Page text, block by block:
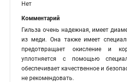
Нет
Комментарий
Гильза очень надежная, имеет
из меди. Она также имеет
предотвращает окисление и
уплотняется с помощью
обеспечивает качественное и
не рекомендовать.